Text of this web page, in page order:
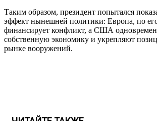
Таким образом, президент попытался
эффект нынешней политики: Европа, по
финансирует конфликт, а США
собственную экономику и укрепляют
рынке вооружений.